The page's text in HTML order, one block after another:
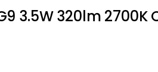
3.5W 320lm 2700K